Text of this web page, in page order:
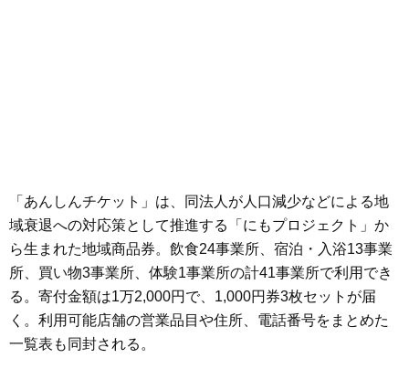
「あんしんチケット」は、同法人が人口減少などによる地
域衰退への対応策として推進する「にもプロジェクト」か
ら生まれた地域商品券。飲食24事業所、宿泊・入浴13事業
所、買い物3事業所、体験1事業所の計41事業所で利用でき
る。寄付金額は1万2,000円で、1,000円券3枚セットが届
く。利用可能店舗の営業品目や住所、電話番号をまとめた
一覧表も同封される。